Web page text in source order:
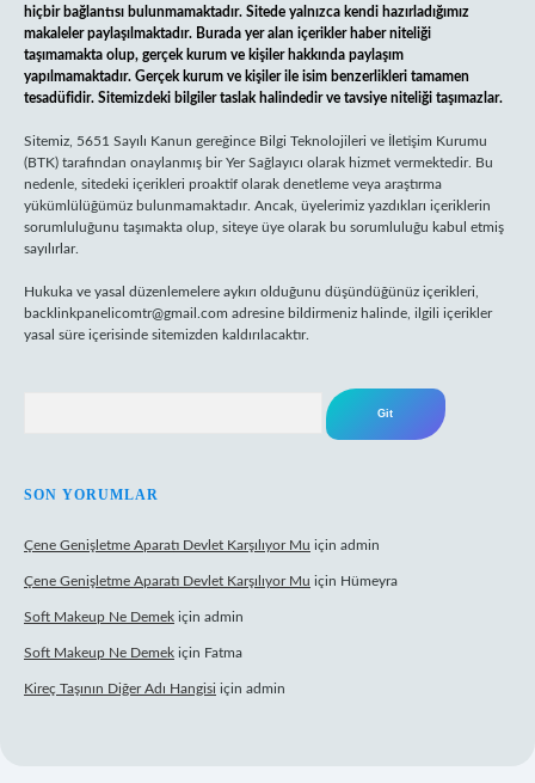
hiçbir bağlantısı bulunmamaktadır. Sitede yalnızca kendi hazırladığımız
makaleler paylaşılmaktadır. Burada yer alan içerikler haber niteliği
taşımamakta olup, gerçek kurum ve kişiler hakkında paylaşım
yapılmamaktadır. Gerçek kurum ve kişiler ile isim benzerlikleri tamamen
tesadüfidir. Sitemizdeki bilgiler taslak halindedir ve tavsiye niteliği taşımazlar.
Sitemiz, 5651 Sayılı Kanun gereğince Bilgi Teknolojileri ve İletişim Kurumu
(BTK) tarafından onaylanmış bir Yer Sağlayıcı olarak hizmet vermektedir. Bu
nedenle, sitedeki içerikleri proaktif olarak denetleme veya araştırma
yükümlülüğümüz bulunmamaktadır. Ancak, üyelerimiz yazdıkları içeriklerin
sorumluluğunu taşımakta olup, siteye üye olarak bu sorumluluğu kabul etmiş
sayılırlar.
Hukuka ve yasal düzenlemelere aykırı olduğunu düşündüğünüz içerikleri,
backlinkpanelicomtr@gmail.com adresine bildirmeniz halinde, ilgili içerikler
yasal süre içerisinde sitemizden kaldırılacaktır.
SON YORUMLAR
Çene Genişletme Aparatı Devlet Karşılıyor Mu için admin
Çene Genişletme Aparatı Devlet Karşılıyor Mu için Hümeyra
Soft Makeup Ne Demek için admin
Soft Makeup Ne Demek için Fatma
Kireç Taşının Diğer Adı Hangisi için admin